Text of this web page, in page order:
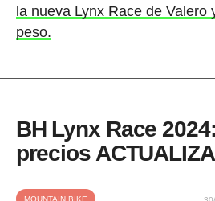
la nueva Lynx Race de Valero
peso.
BH Lynx Race
precios
MOUNTAIN BIKE